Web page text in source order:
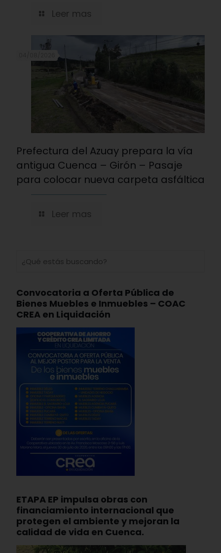
Leer mas
Prefectura del Azuay prepara la vía
antigua Cuenca – Girón – Pasaje
para colocar nueva carpeta asfáltica
Leer mas
Convocatoria a Oferta Pública de
Bienes Muebles e Inmuebles – COAC
CREA en Liquidación
ETAPA EP impulsa obras con
financiamiento internacional que
protegen el ambiente y mejoran la
calidad de vida en Cuenca.